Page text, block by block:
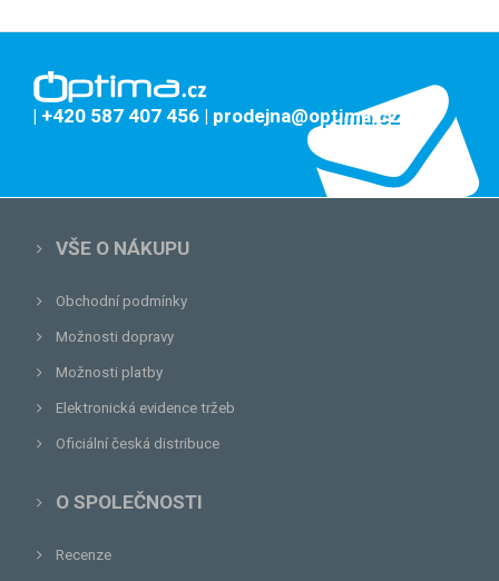
| +420 587 407 456 | prodejna@optima.cz
VŠE O NÁKUPU
Obchodní podmínky
Možnosti dopravy
Možnosti platby
Elektronická evidence tržeb
Oficiální česká distribuce
O SPOLEČNOSTI
Recenze